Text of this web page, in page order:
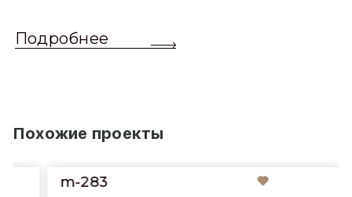
обычный одинарный кирпич. Размер блоков различен
Подробнее
Похожие проекты
m-283